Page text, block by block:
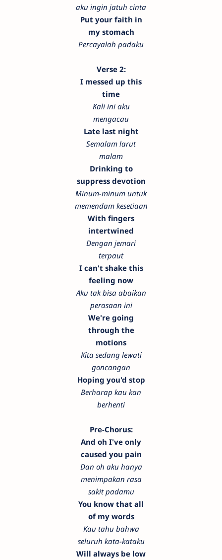
aku ingin jatuh cinta
Put your faith in
my stomach
Percayalah padaku
Verse 2:
I messed up this
time
Kali ini aku
mengacau
Late last night
Semalam larut
malam
Drinking to
suppress devotion
Minum-minum untuk
memendam kesetiaan
With fingers
intertwined
Dengan jemari
terpaut
I can't shake this
feeling now
Aku tak bisa abaikan
perasaan ini
We're going
through the
motions
Kita sedang lewati
goncangan
Hoping you'd stop
Berharap kau kan
berhenti
Pre-Chorus:
And oh I've only
caused you pain
Dan oh aku hanya
menimpakan rasa
sakit padamu
You know that all
of my words
Kau tahu bahwa
seluruh kata-kataku
Will always be low